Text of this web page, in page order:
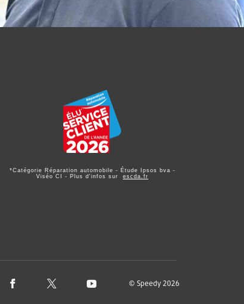
*Catégorie Réparation automobile - Étude Ipsos bva -
Viséo CI - Plus d'infos sur escda.fr
© Speedy 2026